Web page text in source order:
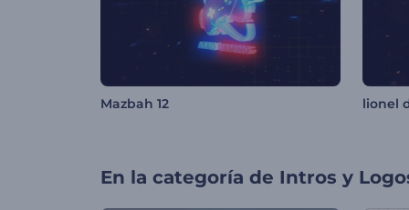
Mazbah 12 lionel
En la categoría de Intros y